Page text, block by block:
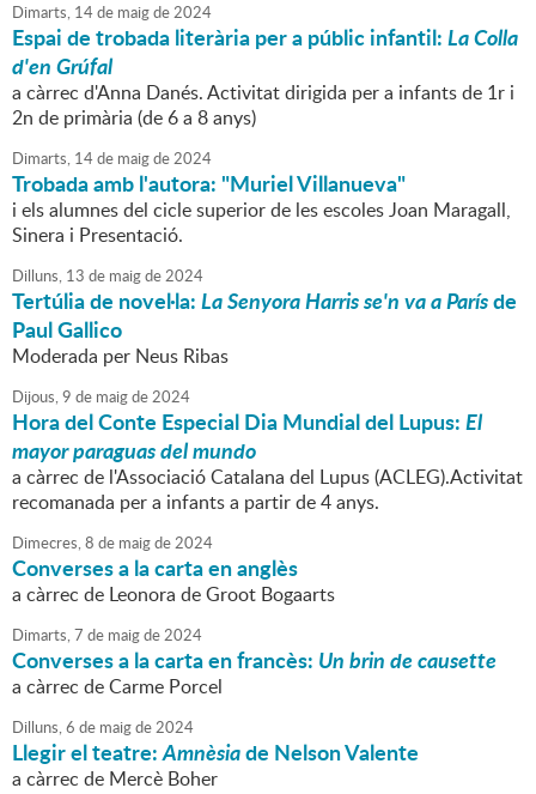
Dimarts, 14de maigde2024
Espai de trobada literària per a públic infantil:La Colla
d'en Grúfal
a càrrec d'Anna Danés. Activitat dirigida per a infants de 1r i
2n de primària (de 6 a 8 anys)
Dimarts, 14de maigde2024
Trobada amb l'autora: "Muriel Villanueva"
i els alumnes del cicle superior de les escoles Joan Maragall,
Sinera i Presentació.
Dilluns, 13 de maigde2024
Tertúlia de novel·la:La Senyora Harris se'n va a Parísde
Paul Gallico
Moderada per Neus Ribas
Dijous,9 de maigde2024
Hora del Conte Especial Dia Mundial del Lupus:El
mayor paraguas del mundo
a càrrec de l'Associació Catalana del Lupus (ACLEG).Activitat
recomanada per a infants a partir de 4 anys.
Dimecres,8 de maigde2024
Converses a la carta en anglès
a càrrec de Leonora de Groot Bogaarts
Dimarts,7 de maigde2024
Converses a la carta en francès: Un brin de causette
a càrrec de Carme Porcel
Dilluns,6 de maigde2024
Llegir el teatre:Amnèsiade Nelson Valente
a càrrec de Mercè Boher